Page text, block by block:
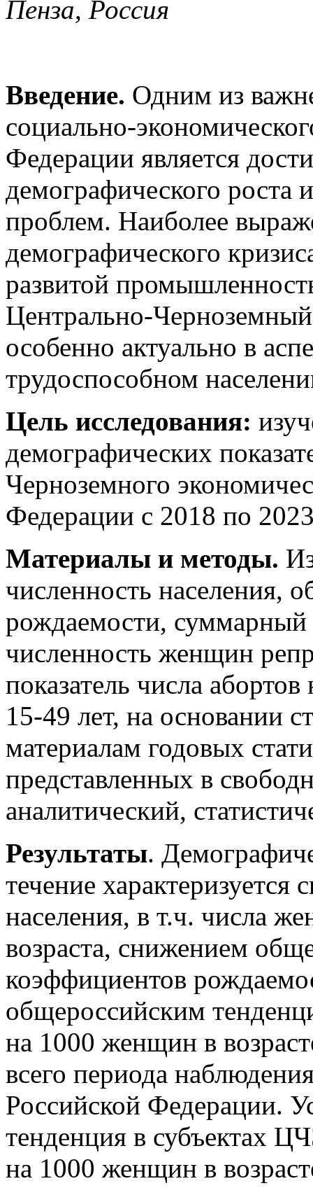
Пенза, Россия
Введение. Одним из
социально-
Федерации является
демографического роста
проблем. Наиболее
демографического
развитой
Центрально-
особенно актуально в
трудоспособном
Цель исследования:
демографических
Черноземного
Федерации с 2018 по
Материалы и методы.
численность населения,
рождаемости,
численность женщин
показатель числа
15-49 лет, на основании
материалам годовых
представленных в
аналитический,
Результаты.
течение
населения, в т.ч. числа
возраста, снижением
коэффициентов
общероссийским
на 1000 женщин в
всего периода
Российской Федерации.
тенденция в субъектах
на 1000 женщин в